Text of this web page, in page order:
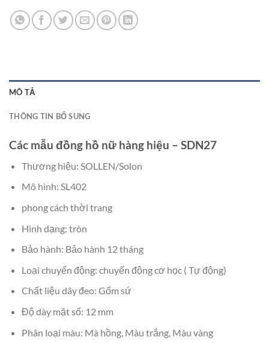
MÔ TẢ
THÔNG TIN BỔ SUNG
Các mẫu đồng hồ nữ hàng hiệu – SDN27
Thương hiệu: SOLLEN/Solon
Mô hình: SL402
phong cách thời trang
Hình dạng: tròn
Bảo hành: Bảo hành 12 tháng
Loại chuyển động: chuyển động cơ học ( Tự động)
Chất liệu dây đeo: Gốm sứ
Độ dày mặt số: 12 mm
Phân loại màu: Mà hồng, Màu trắng, Màu vàng